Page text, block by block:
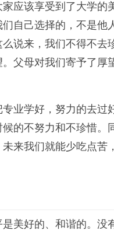
应该享受到了大学
自己选择的，不是
说来，我们不得不
父母对我们寄予了
业学好，努力的去过
的不努力和不珍惜
来我们就能少吃点苦
美好的、和谐的。